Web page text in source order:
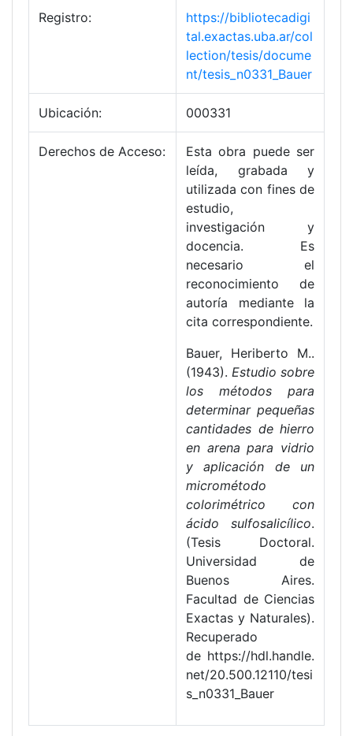
Registro:
https://bibliotecadigi
tal.exactas.uba.ar/col
lection/tesis/docume
nt/tesis_n0331_Bauer
Ubicación: 000331
Derechos de Acceso:
Esta obra puede ser
leída, grabada y
utilizada con fines de
estudio,
investigación y
docencia. Es
necesario el
reconocimiento de
autoría mediante la
cita correspondiente.
Bauer, Heriberto M..
(1943). Estudio sobre
los métodos para
determinar pequeñas
cantidades de hierro
en arena para vidrio
y aplicación de un
micrométodo
colorimétrico con
ácido sulfosalicílico.
(Tesis Doctoral.
Universidad de
Buenos Aires.
Facultad de Ciencias
Exactas y Naturales).
Recuperado
de https://hdl.handle.
net/20.500.12110/tesi
s_n0331_Bauer